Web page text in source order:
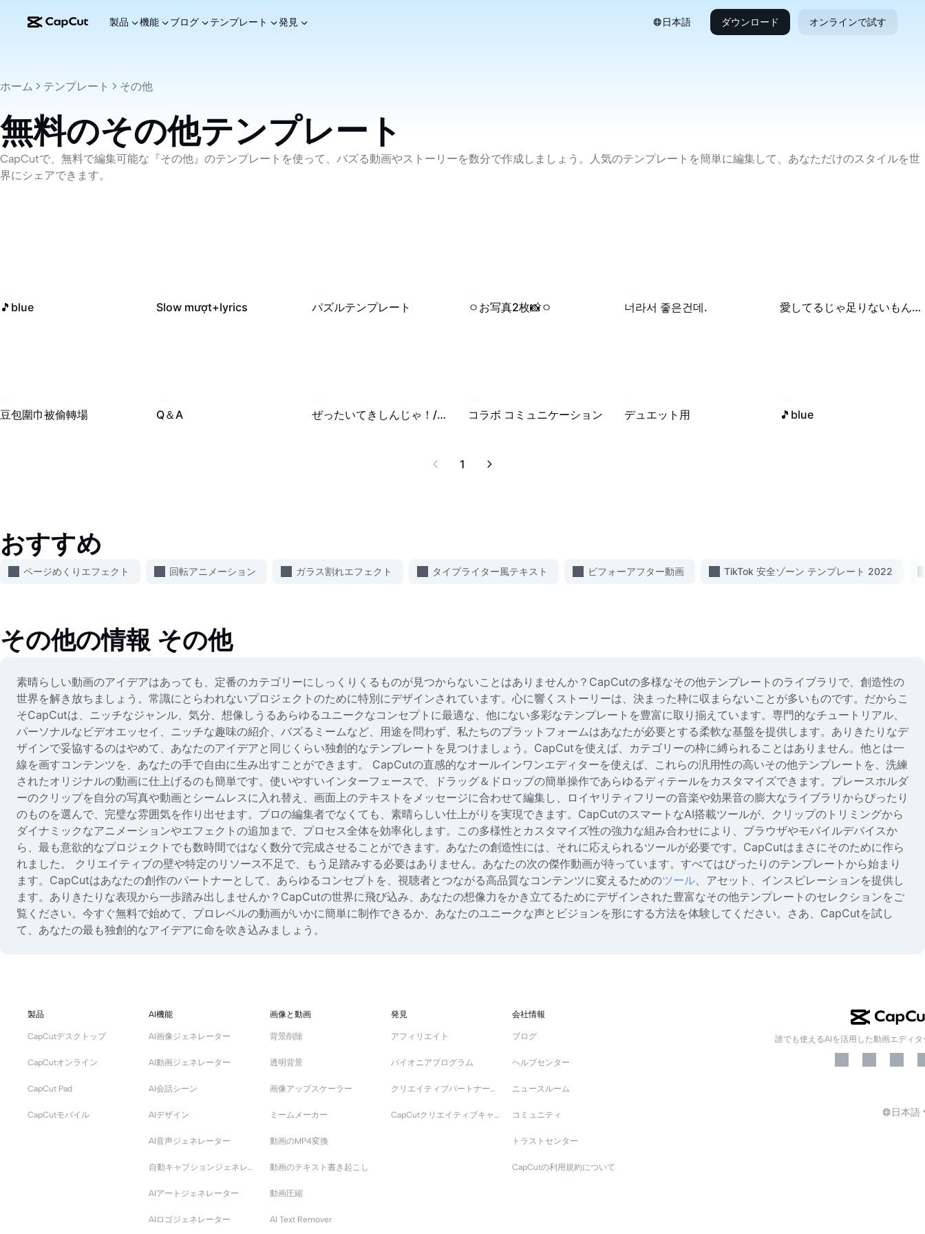
製品 機能 ブログ テンプレート 発見 日本語 ダウンロード オンラインで試す
ホーム テンプレート その他
無料のその他テンプレート
CapCutで、無料で編集可能な『その他』のテンプレートを使って、バズる動画やストーリーを数分で作成しましょう。人気のテンプレートを簡単に編集して、あなただけのスタイルを世
界にシェアできます。
🎵blue Slow mượt+lyrics パズルテンプレート
00:14
ㅇお写真2枚📸ㅇ 너라서 좋은건데. 愛してるじゃ足りないもん！/ いれいす
豆包圍巾被偷轉場 Q＆A ぜったいてきしんじゃ！/いれいす コラボ コミュニケーション デュエット用 🎵blue
1
おすすめ
ページめくりエフェクト 回転アニメーション ガラス割れエフェクト タイプライター風テキスト ビフォーアフター動画 TikTok 安全ゾーン テンプレート 2022
その他の情報 その他
素晴らしい動画のアイデアはあっても、定番のカテゴリーにしっくりくるものが見つからないことはありませんか？CapCutの多様なその他テンプレートのライブラリで、創造性の
世界を解き放ちましょう。常識にとらわれないプロジェクトのために特別にデザインされています。心に響くストーリーは、決まった枠に収まらないことが多いものです。だからこ
そCapCutは、ニッチなジャンル、気分、想像しうるあらゆるユニークなコンセプトに最適な、他にない多彩なテンプレートを豊富に取り揃えています。専門的なチュートリアル、
パーソナルなビデオエッセイ、ニッチな趣味の紹介、バズるミームなど、用途を問わず、私たちのプラットフォームはあなたが必要とする柔軟な基盤を提供します。ありきたりなデ
ザインで妥協するのはやめて、あなたのアイデアと同じくらい独創的なテンプレートを見つけましょう。CapCutを使えば、カテゴリーの枠に縛られることはありません。他とは一
線を画すコンテンツを、あなたの手で自由に生み出すことができます。 CapCutの直感的なオールインワンエディターを使えば、これらの汎用性の高いその他テンプレートを、洗練
されたオリジナルの動画に仕上げるのも簡単です。使いやすいインターフェースで、ドラッグ＆ドロップの簡単操作であらゆるディテールをカスタマイズできます。プレースホルダ
ーのクリップを自分の写真や動画とシームレスに入れ替え、画面上のテキストをメッセージに合わせて編集し、ロイヤリティフリーの音楽や効果音の膨大なライブラリからぴったり
のものを選んで、完璧な雰囲気を作り出せます。プロの編集者でなくても、素晴らしい仕上がりを実現できます。CapCutのスマートなAI搭載ツールが、クリップのトリミングから
ダイナミックなアニメーションやエフェクトの追加まで、プロセス全体を効率化します。この多様性とカスタマイズ性の強力な組み合わせにより、ブラウザやモバイルデバイスか
ら、最も意欲的なプロジェクトでも数時間ではなく数分で完成させることができます。あなたの創造性には、それに応えられるツールが必要です。CapCutはまさにそのために作ら
れました。 クリエイティブの壁や特定のリソース不足で、もう足踏みする必要はありません。あなたの次の傑作動画が待っています。すべてはぴったりのテンプレートから始まり
ます。CapCutはあなたの創作のパートナーとして、あらゆるコンセプトを、視聴者とつながる高品質なコンテンツに変えるためのツール 、アセット、インスピレーションを提供し
ます。ありきたりな表現から一歩踏み出しませんか？CapCutの世界に飛び込み、あなたの想像力をかき立てるためにデザインされた豊富なその他テンプレートのセレクションをご
覧ください。今すぐ無料で始めて、プロレベルの動画がいかに簡単に制作できるか、あなたのユニークな声とビジョンを形にする方法を体験してください。さあ、CapCutを試し
て、あなたの最も独創的なアイデアに命を吹き込みましょう。
製品
CapCutデスクトップ
CapCutオンライン
CapCut Pad
CapCutモバイル
AI機能
AI画像ジェネレーター
AI動画ジェネレーター
AI会話シーン
AIデザイン
AI音声ジェネレーター
AIアートジェネレーター
AIロゴジェネレーター
画像と動画
背景削除
透明背景
画像アップスケーラー
ミームメーカー
動画のMP4変換
動画のテキスト書き起こし
動画圧縮
AI Text Remover
発見
アフィリエイト
パイオニアプログラム
会社情報
ブログ
ヘルプセンター
ニュースルーム
コミュニティ
トラストセンター
CapCutの利用規約について
誰でも使えるAIを活用した動画エディタ
日本語